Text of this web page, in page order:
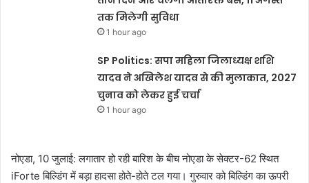
तक मिलेगी सुविधा
1 hour ago
SP Politics: सपा महिला जिलाध्यक्ष शशि
यादव ने अखिलेश यादव से की मुलाकात, 2027
चुनाव को लेकर हुई चर्चा
1 hour ago
नोएडा, 10 जुलाई: लगातार हो रही बारिश के बीच नोएडा के सेक्टर-62 स्थित
iForte बिल्डिंग में बड़ा हादसा होते-होते टल गया। गुरुवार को बिल्डिंग का ऊपरी